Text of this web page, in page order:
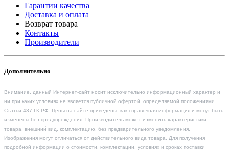
Гарантии качества
Доставка и оплата
Возврат товара
Контакты
Производители
Дополнительно
Внимание, данный Интернет-сайт носит исключительно информационный характер и
ни при каких условиях не является публичной офертой, определяемой положениями
Статьи 437 ГК РФ. Цены на сайте приведены, как справочная информация и могут быть
изменены без предупреждения. Производитель может изменить характеристики
товара, внешний вид, комплектацию, без предварительного уведомления.
Изображения могут отличаться от действительного вида товара. Для получения
подробной информации о стоимости, комплектации, условиях и сроках поставки